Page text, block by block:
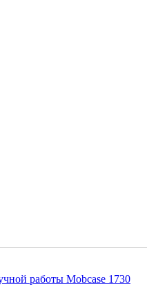
работы Mobcase 1730